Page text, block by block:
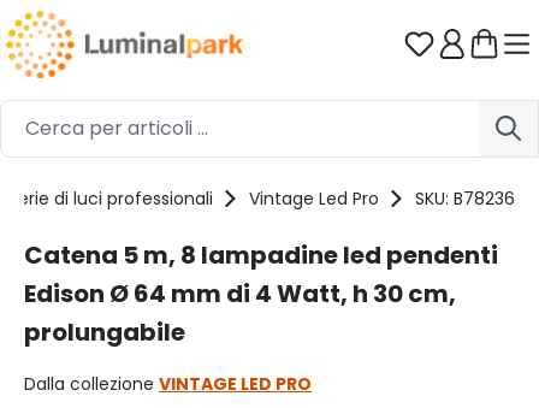
Passa al contenuto principale Hai 0
Serie di luci professionali Vintage Led Pro SKU: B78236
Catena 5 m, 8 lampadine led pendenti
Edison Ø 64 mm di 4 Watt, h 30 cm,
prolungabile
Dalla collezione VINTAGE LED PRO